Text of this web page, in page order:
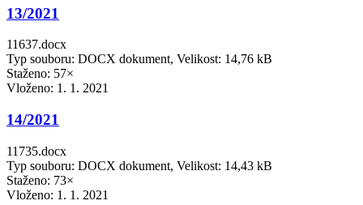
13/2021
11637.docx
Typ souboru: DOCX dokument, Velikost: 14,76 kB
Staženo: 57×
Vloženo: 1. 1. 2021
14/2021
11735.docx
Typ souboru: DOCX dokument, Velikost: 14,43 kB
Staženo: 73×
Vloženo: 1. 1. 2021